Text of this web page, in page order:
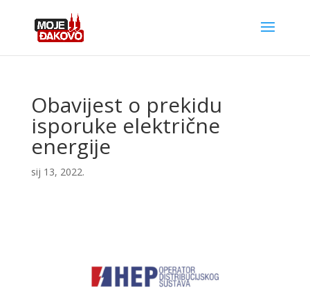
Obavijest o prekidu
isporuke električne
energije
sij 13, 2022.